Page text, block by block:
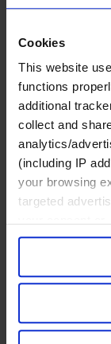
Cookies
This website
functions
additional
collect and
analytics/
(including IP
your browsing
targeted
your data for
Sell or Share
the website.
browser. For
general
アセットマ
ウェルスマ
デジタル資
プライベー
リスクマネ
保険
投資銀行及
政府系投資
金融テクノ
サービス
プロフェッ
ホスピタリ
不動産